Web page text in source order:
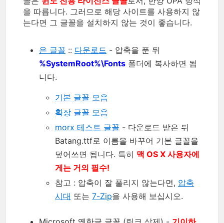
을 따릅니다. 그러므로 해당 사이트를 사용하지 않
는다면 그 글꼴을 설치하지 않는 것이 좋습니다.
은 글꼴 :: 다운로드 - 압축을 푼 뒤
%SystemRoot%\Fonts 폴더에 복사하면 됩
니다.
기본 글꼴 모음
확장 글꼴 모음
morx 테스트 글꼴 - 다운로드 받은 뒤
Batang.ttf로 이름을 바꾸어 기본 글꼴을
덮어쓰면 됩니다. 특히 맥 OS X 사용자에
게는 거의 필수!
참고 : 압축이 잘 풀리지 않는다면, 압축
시대 또는 7-Zip을 사용해 보십시오.